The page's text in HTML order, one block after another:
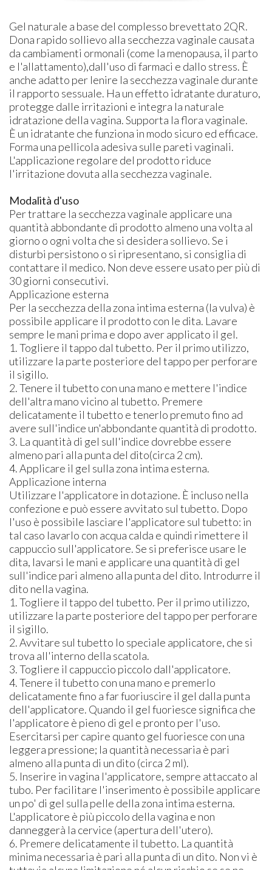
Gel naturale a base del complesso brevettato 2QR.
Dona rapido sollievo alla secchezza vaginale causata
da cambiamenti ormonali (come la menopausa, il parto
e l'allattamento),dall'uso di farmaci e dallo stress. È
anche adatto per lenire la secchezza vaginale durante
il rapporto sessuale. Ha un effetto idratante duraturo,
protegge dalle irritazioni e integra la naturale
idratazione della vagina. Supporta la flora vaginale.
È un idratante che funziona in modo sicuro ed efficace.
Forma una pellicola adesiva sulle pareti vaginali.
L'applicazione regolare del prodotto riduce
l'irritazione dovuta alla secchezza vaginale.
Modalità d'uso
Per trattare la secchezza vaginale applicare una
quantità abbondante di prodotto almeno una volta al
giorno o ogni volta che si desidera sollievo. Se i
disturbi persistono o si ripresentano, si consiglia di
contattare il medico. Non deve essere usato per più di
30 giorni consecutivi.
Applicazione esterna
Per la secchezza della zona intima esterna (la vulva) è
possibile applicare il prodotto con le dita. Lavare
sempre le mani prima e dopo aver applicato il gel.
1. Togliere il tappo dal tubetto. Per il primo utilizzo,
utilizzare la parte posteriore del tappo per perforare
il sigillo.
2. Tenere il tubetto con una mano e mettere l'indice
dell'altra mano vicino al tubetto. Premere
delicatamente il tubetto e tenerlo premuto fino ad
avere sull'indice un'abbondante quantità di prodotto.
3. La quantità di gel sull'indice dovrebbe essere
almeno pari alla punta del dito(circa 2 cm).
4. Applicare il gel sulla zona intima esterna.
Applicazione interna
Utilizzare l'applicatore in dotazione. È incluso nella
confezione e può essere avvitato sul tubetto. Dopo
l'uso è possibile lasciare l'applicatore sul tubetto: in
tal caso lavarlo con acqua calda e quindi rimettere il
cappuccio sull'applicatore. Se si preferisce usare le
dita, lavarsi le mani e applicare una quantità di gel
sull'indice pari almeno alla punta del dito. Introdurre il
dito nella vagina.
1. Togliere il tappo del tubetto. Per il primo utilizzo,
utilizzare la parte posteriore del tappo per perforare
il sigillo.
2. Avvitare sul tubetto lo speciale applicatore, che si
trova all'interno della scatola.
3. Togliere il cappuccio piccolo dall'applicatore.
4. Tenere il tubetto con una mano e premerlo
delicatamente fino a far fuoriuscire il gel dalla punta
dell'applicatore. Quando il gel fuoriesce significa che
l'applicatore è pieno di gel e pronto per l'uso.
Esercitarsi per capire quanto gel fuoriesce con una
leggera pressione; la quantità necessaria è pari
almeno alla punta di un dito (circa 2 ml).
5. Inserire in vagina l'applicatore, sempre attaccato al
tubo. Per facilitare l'inserimento è possibile applicare
un po' di gel sulla pelle della zona intima esterna.
L'applicatore è più piccolo della vagina e non
danneggerà la cervice (apertura dell'utero).
6. Premere delicatamente il tubetto. La quantità
minima necessaria è pari alla punta di un dito. Non vi è